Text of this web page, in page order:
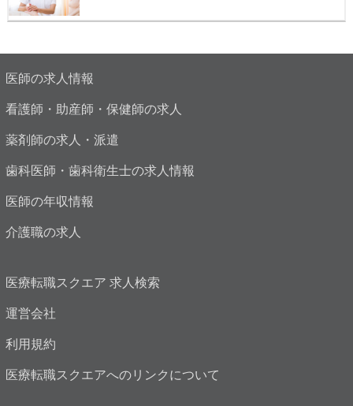
医師の求人情報
看護師・助産師・保健師の求人
薬剤師の求人・派遣
歯科医師・歯科衛生士の求人情報
医師の年収情報
介護職の求人
医療転職スクエア 求人検索
運営会社
利用規約
医療転職スクエアへのリンクについて